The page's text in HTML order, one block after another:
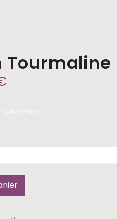
Tourmaline
Sur-mesure